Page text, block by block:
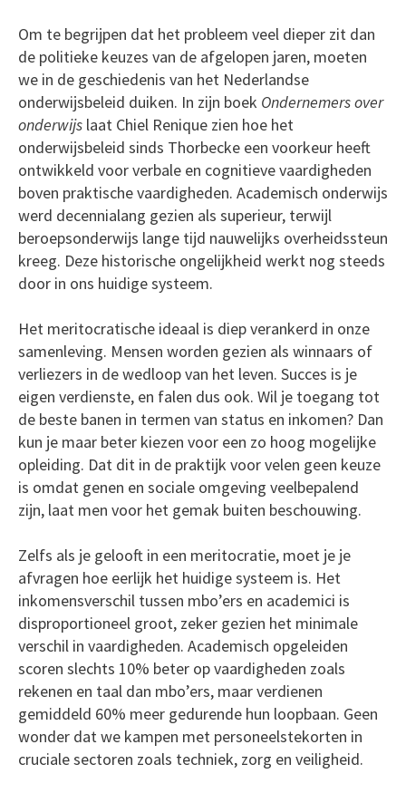
Om te begrijpen dat het probleem veel dieper zit dan
de politieke keuzes van de afgelopen jaren, moeten
we in de geschiedenis van het Nederlandse
onderwijsbeleid duiken. In zijn boek Ondernemers over
onderwijs laat Chiel Renique zien hoe het
onderwijsbeleid sinds Thorbecke een voorkeur heeft
ontwikkeld voor verbale en cognitieve vaardigheden
boven praktische vaardigheden. Academisch onderwijs
werd decennialang gezien als superieur, terwijl
beroepsonderwijs lange tijd nauwelijks overheidssteun
kreeg. Deze historische ongelijkheid werkt nog steeds
door in ons huidige systeem.
Het meritocratische ideaal is diep verankerd in onze
samenleving. Mensen worden gezien als winnaars of
verliezers in de wedloop van het leven. Succes is je
eigen verdienste, en falen dus ook. Wil je toegang tot
de beste banen in termen van status en inkomen? Dan
kun je maar beter kiezen voor een zo hoog mogelijke
opleiding. Dat dit in de praktijk voor velen geen keuze
is omdat genen en sociale omgeving veelbepalend
zijn, laat men voor het gemak buiten beschouwing.
Zelfs als je gelooft in een meritocratie, moet je je
afvragen hoe eerlijk het huidige systeem is. Het
inkomensverschil tussen mbo’ers en academici is
disproportioneel groot, zeker gezien het minimale
verschil in vaardigheden. Academisch opgeleiden
scoren slechts 10% beter op vaardigheden zoals
rekenen en taal dan mbo’ers, maar verdienen
gemiddeld 60% meer gedurende hun loopbaan. Geen
wonder dat we kampen met personeelstekorten in
cruciale sectoren zoals techniek, zorg en veiligheid.